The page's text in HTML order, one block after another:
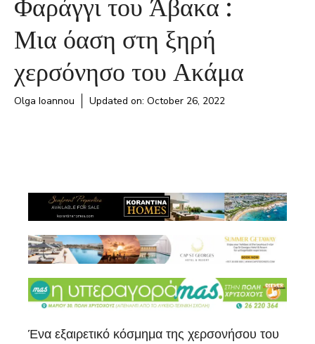
Μια όαση στη ξηρή
χερσόνησο του Ακάμα
Olga Ioannou Updated on: October 26, 2022
Ένα εξαιρετικό κόσμημα της χερσονήσου του